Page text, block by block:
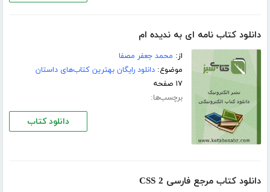
دانلود کتاب نامه ای به ندیده ام
از: محمد جعفر مصفا
موضوع:دانلود رایگان بهترین کتاب‌های داستان
۱۷ صفحه
برچسب‌ها:
دانلود کتاب
دانلود کتاب مرجع فارسی CSS 2